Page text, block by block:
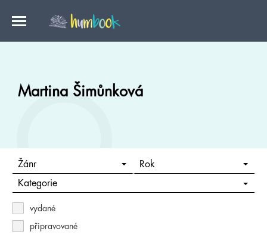
Martina Šimůnková
Žánr Rok
Kategorie
vydané
připravované